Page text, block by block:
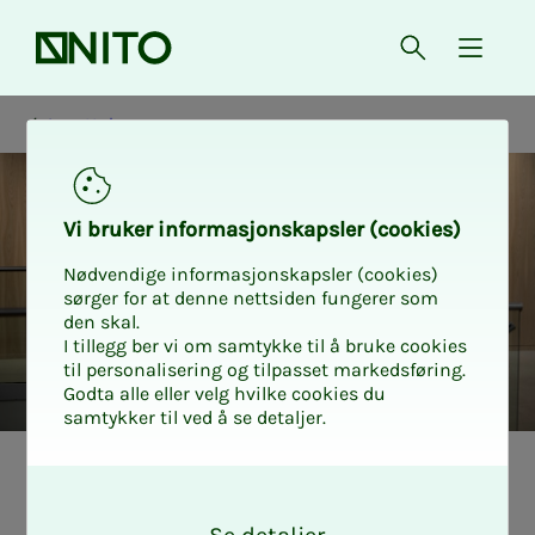
Forsiden Åpne søk
{
Ansettelse
Vi bru­ker in­for­ma­sjons­kaps­ler (cookies)
Nødvendige informasjonskapsler (cookies)
sørger for at denne nettsiden fungerer som
den skal.
I tillegg ber vi om samtykke til å bruke cookies
til personalisering og tilpasset markedsføring.
Godta alle eller velg hvilke cookies du
samtykker til ved å se detaljer.